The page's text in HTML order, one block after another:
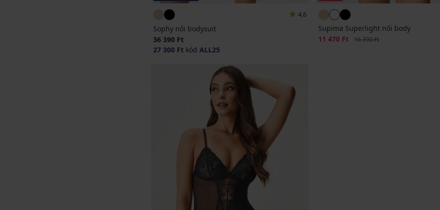
4,6
Sophy női bodysuit
36 390 Ft
27 300 Ft kód ALL25
Supima Superlight női body
Kedvezmény
11 470 Ft Eredeti ár
16 390 Ft